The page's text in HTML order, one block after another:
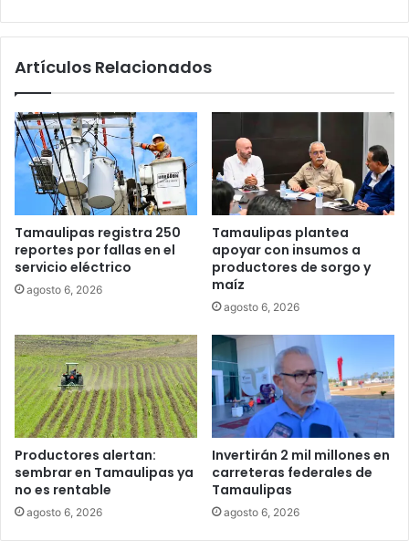
Artículos Relacionados
Tamaulipas registra 250
reportes por fallas en el
servicio eléctrico
agosto 6, 2026
Tamaulipas plantea
apoyar con insumos a
productores de sorgo y
maíz
agosto 6, 2026
Productores alertan:
sembrar en Tamaulipas ya
no es rentable
agosto 6, 2026
Invertirán 2 mil millones en
carreteras federales de
Tamaulipas
agosto 6, 2026